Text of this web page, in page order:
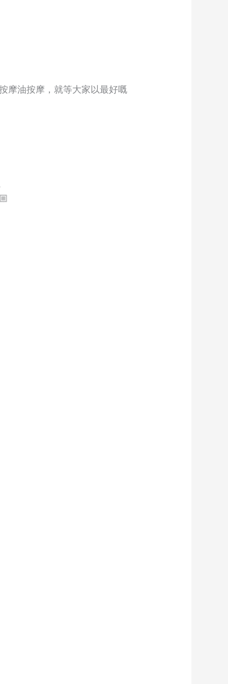
摩油按摩，就等大家以最好嘅